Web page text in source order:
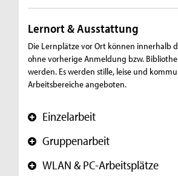
Lernort & Ausstattung
Die Lernplätze vor Ort können innerhalb
ohne vorherige Anmeldung bzw.
werden. Es werden stille, leise und
Arbeitsbereiche angeboten.
+ Einzelarbeit
+ Gruppenarbeit
+ WLAN & PC-Arbeitsplätze